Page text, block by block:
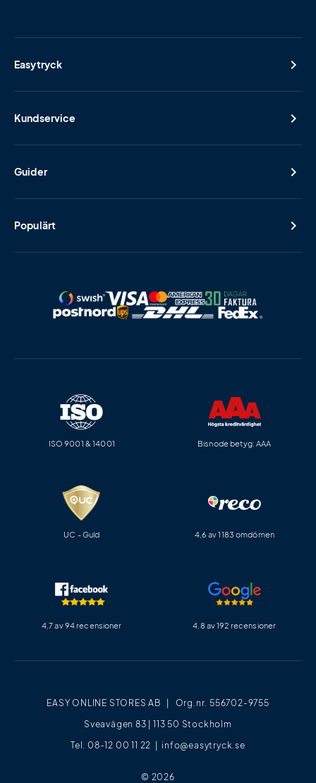
Easytryck
Kundservice
Guider
Populärt
EASY ONLINE STORES AB | Org.nr. 556702-9755
Sveavägen 83 | 113 50 Stockholm
Tel. 08-12 00 11 22 | info@easytryck.se
© 2026
ISO 9001 & 14001 Bisnode betyg: AAA
UC - Guld 4,6 av 1183 omdömen
4,7 av 94 recensioner 4,8 av 192 recensioner